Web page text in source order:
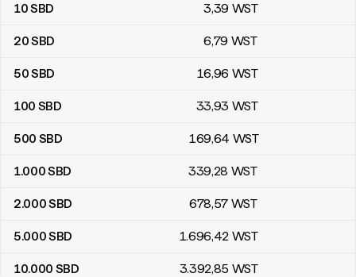
10SBD 3,39 WST
20SBD 6,79 WST
50SBD 16,96 WST
100 SBD 33,93 WST
500 SBD 169,64 WST
1.000SBD 339,28 WST
2.000SBD 678,57 WST
5.000SBD 1.696,42 WST
10.000 SBD 3.392,85 WST